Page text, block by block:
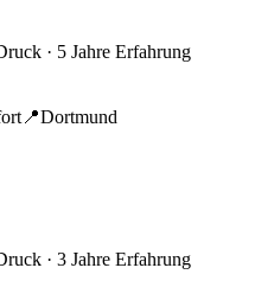
· 5 Jahre Erfahrung
📍Dortmund
· 3 Jahre Erfahrung